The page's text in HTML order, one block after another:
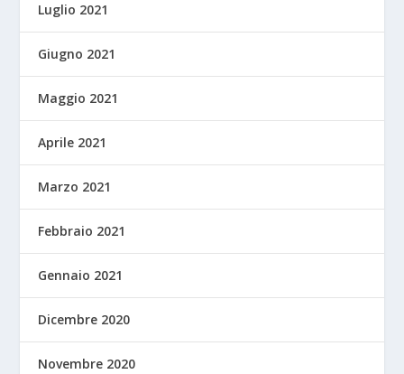
Luglio 2021
Giugno 2021
Maggio 2021
Aprile 2021
Marzo 2021
Febbraio 2021
Gennaio 2021
Dicembre 2020
Novembre 2020